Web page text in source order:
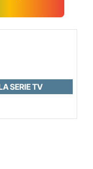
SERIE TV